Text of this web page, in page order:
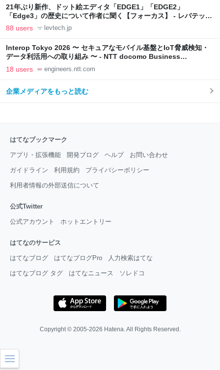
21年ぶり新作、ドット絵エディタ「EDGE1」「EDGE2」
「Edge3」の歴史について作者に聞く【フォーカス】 - レバテック
LAB
88 users levtech.jp
Interop Tokyo 2026 〜 セキュアなモバイル基盤とIoT脅威検知・
データ利活用への取り組み 〜 - NTT docomo Business
Engineers' Blog
18 users engineers.ntt.com
企業メディアをもっと読む
はてなブックマーク
アプリ・拡張機能 開発ブログ ヘルプ お問い合わせ
ガイドライン 利用規約 プライバシーポリシー
利用者情報の外部送信について
公式Twitter
公式アカウント ホットエントリー
はてなのサービス
はてなブログ はてなブログPro 人力検索はてな
はてなブログ タグ はてなニュース ソレドコ
Copyright © 2005-2026 Hatena. All Rights Reserved.